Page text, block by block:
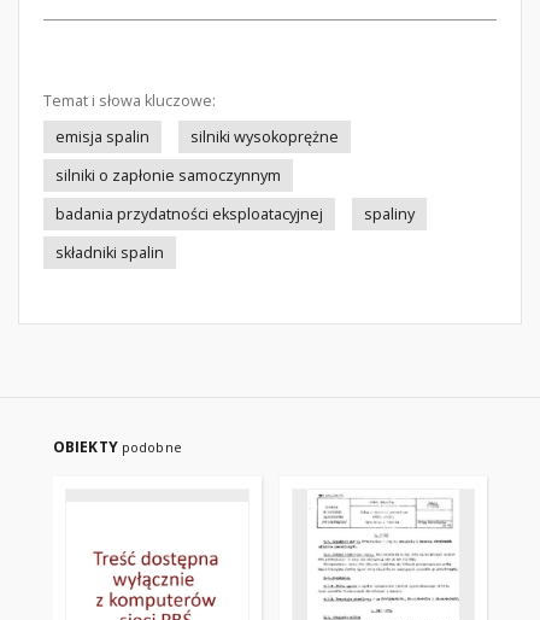
Temat i słowa kluczowe:
emisja spalin
silniki wysokoprężne
silniki o zapłonie samoczynnym
badania przydatności eksploatacyjnej
spaliny
składniki spalin
OBIEKTY podobne